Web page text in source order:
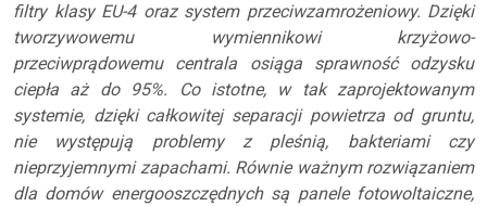
filtry klasy EU-4 oraz system przeciwzamrożeniowy. Dzięki
tworzywowemu wymiennikowi krzyżowo-
przeciwprądowemu centrala osiąga sprawność odzysku
ciepła aż do 95%. Co istotne, w tak zaprojektowanym
systemie, dzięki całkowitej separacji powietrza od gruntu,
nie występują problemy z pleśnią, bakteriami czy
nieprzyjemnymi zapachami. Równie ważnym rozwiązaniem
dla domów energooszczędnych są panele fotowoltaiczne,